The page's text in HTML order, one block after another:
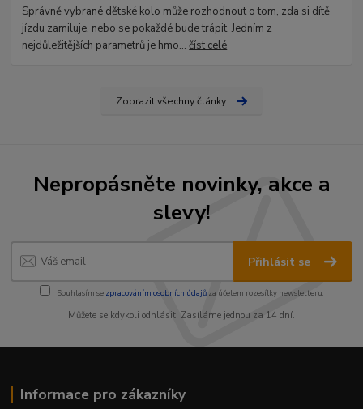
Správně vybrané dětské kolo může rozhodnout o tom, zda si dítě
jízdu zamiluje, nebo se pokaždé bude trápit. Jedním z
nejdůležitějších parametrů je hmo...číst celé
Zobrazit všechny články
Nepropásněte novinky, akce a
slevy!
Přihlásit se
Souhlasím se zpracováním osobních údajůza účelem rozesílky newsletteru.
Můžete se kdykoli odhlásit. Zasíláme jednou za 14 dní.
Informace pro zákazníky